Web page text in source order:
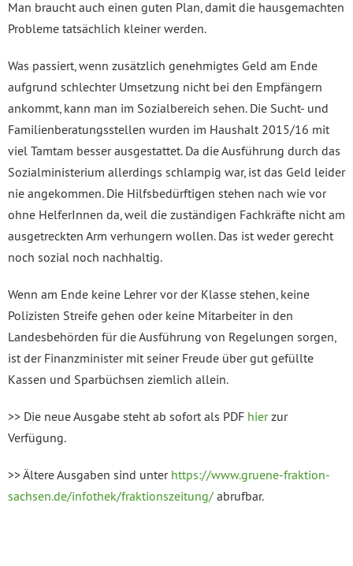
Man braucht auch einen guten Plan, damit die hausgemachten
Probleme tatsächlich kleiner werden.
Was passiert, wenn zusätzlich genehmigtes Geld am Ende
aufgrund schlechter Umsetzung nicht bei den Empfängern
ankommt, kann man im Sozialbereich sehen. Die Sucht- und
Familienberatungsstellen wurden im Haushalt 2015/16 mit
viel Tamtam besser ausgestattet. Da die Ausführung durch das
Sozialministerium allerdings schlampig war, ist das Geld leider
nie angekommen. Die Hilfsbedürftigen stehen nach wie vor
ohne HelferInnen da, weil die zuständigen Fachkräfte nicht am
ausgetreckten Arm verhungern wollen. Das ist weder gerecht
noch sozial noch nachhaltig.
Wenn am Ende keine Lehrer vor der Klasse stehen, keine
Polizisten Streife gehen oder keine Mitarbeiter in den
Landesbehörden für die Ausführung von Regelungen sorgen,
ist der Finanzminister mit seiner Freude über gut gefüllte
Kassen und Sparbüchsen ziemlich allein.
>> Die neue Ausgabe steht ab sofort als PDF hierzur
Verfügung.
>> Ältere Ausgaben sind unter https://www.gruene-fraktion-
sachsen.de/infothek/fraktionszeitung/ abrufbar.